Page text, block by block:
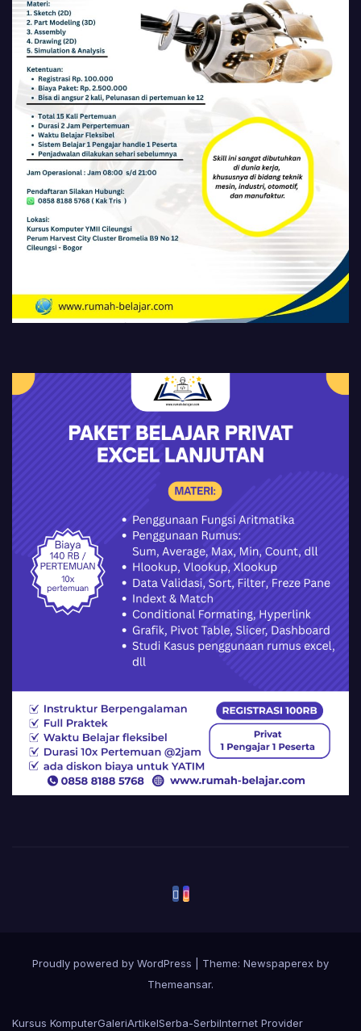
Proudly powered by WordPress
Theme: Newspaperex by
Themeansar.
Kursus KomputerGaleriArtikelSerba-SerbiInternet Provider